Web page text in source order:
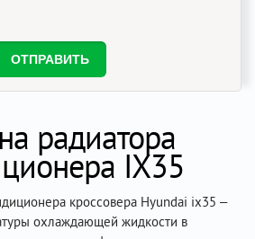
радиатора
IX35
кроссовера Hyundai ix35 –
охлаждающей жидкости в